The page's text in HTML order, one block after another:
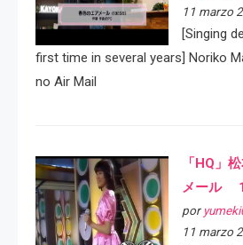
11 marzo
[Singing
first time in several years] Noriko
no Air Mail
「HQ」
メール
por
11 marzo